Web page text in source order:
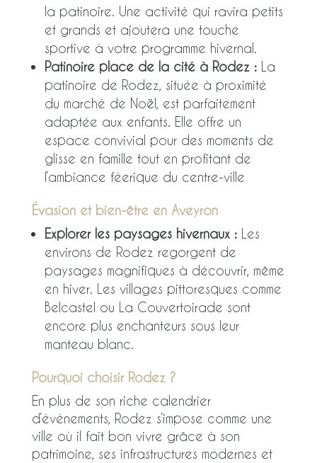
la patinoire. Une activité qui ravira petits
et grands et ajoutera une touche
sportive à votre programme hivernal.
Patinoire place de la cité à Rodez :
La
patinoire de Rodez, située à proximité
du marché de Noël, est parfaitement
adaptée aux enfants. Elle offre un
espace convivial pour des moments de
glisse en famille tout en profitant de
l’ambiance féerique du centre-ville
Évasion et bien-être en Aveyron
Explorer les paysages hivernaux :Les
environs de Rodez regorgent de
paysages magnifiques à découvrir, même
en hiver. Les villages pittoresques comme
Belcastel ou La Couvertoirade sont
encore plus enchanteurs sous leur
manteau blanc.
Pourquoi choisir Rodez ?
En plus de son riche calendrier
d’événements, Rodez s’impose comme une
ville où il fait bon vivre grâce à son
patrimoine, ses infrastructures modernes et